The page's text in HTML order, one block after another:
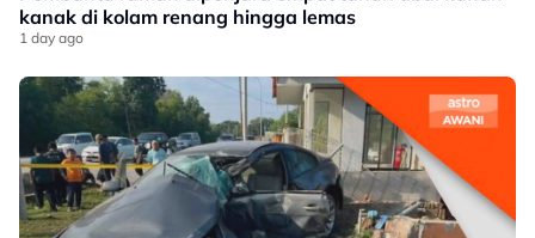
kanak di kolam renang hingga lemas
1 day ago